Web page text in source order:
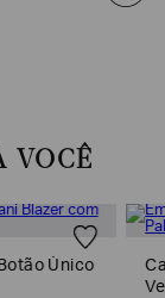
VOCÊ
Único